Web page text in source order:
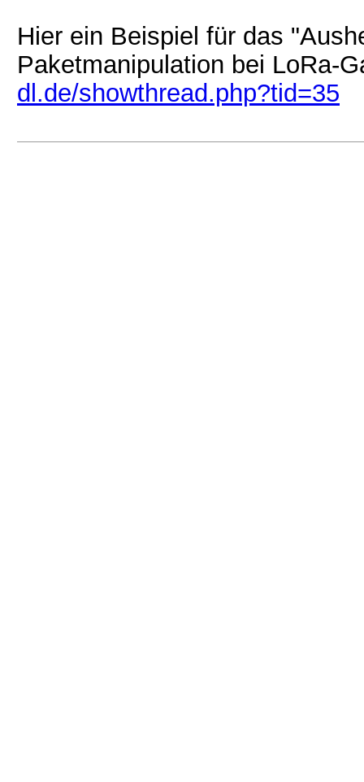
Hier ein Beispiel für das
Paketmanipulation bei LoRa-
dl.de/showthread.php?tid=35